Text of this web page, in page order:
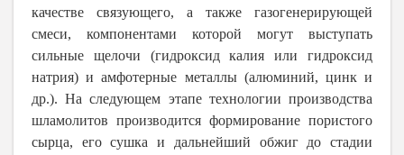
качестве связующего, а также газогенерирующей
смеси, компонентами которой могут выступать
сильные щелочи (гидроксид калия или гидроксид
натрия) и амфотерные металлы (алюминий, цинк и
др.). На следующем этапе технологии производства
шламолитов производится формирование пористого
сырца, его сушка и дальнейший обжиг до стадии